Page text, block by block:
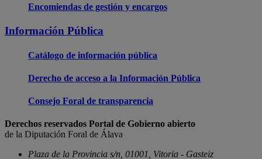
Encomiendas de gestión y encargos
Información Pública
Catálogo de información pública
Derecho de acceso a la Información Pública
Consejo Foral de transparencia
Derechos reservados Portal de Gobierno abierto
de la Diputación Foral de Álava
Plaza de la Provincia s/n, 01001, Vitoria - Gasteiz